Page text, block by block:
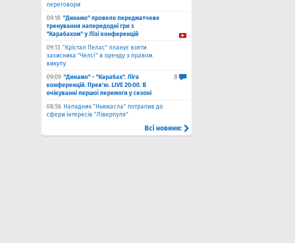
переговори
09:18 "Динамо" провело передматчеве
тренування напередодні гри з
"Карабахом" у Лізі конференцій
09:13 "Крістал Пелас" планує взяти
захисника "Челсі" в оренду з правом
викупу
09:09 "Динамо" - "Карабах". Ліга
конференцій. Прев'ю. LIVE 20:00. В
очікуванні першої перемоги у сезоні
8
08:56 Нападник "Ньюкасла" потрапив до
сфери інтересів "Ліверпуля"
Всі новини: